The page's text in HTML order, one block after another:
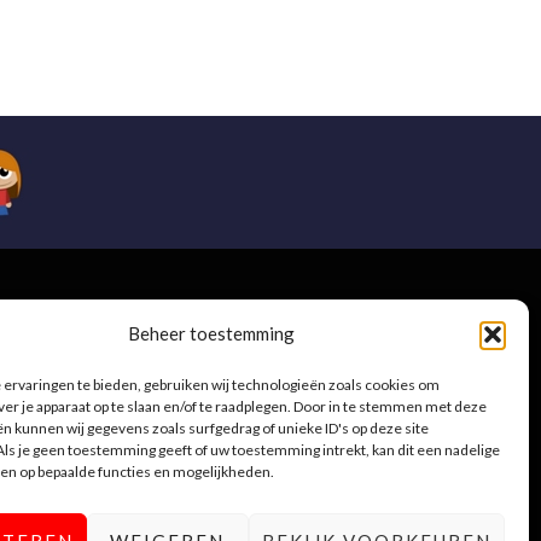
Beheer toestemming
ervaringen te bieden, gebruiken wij technologieën zoals cookies om
je apparaat op te slaan en/of te raadplegen. Door in te stemmen met deze
kunnen wij gegevens zoals surfgedrag of unieke ID's op deze site
je geen toestemming geeft of uw toestemming intrekt, kan dit een nadelige
op bepaalde functies en mogelijkheden.